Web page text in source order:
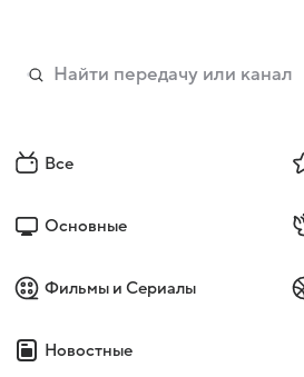
Все
Основные
Фильмы и Сериалы
Новостные